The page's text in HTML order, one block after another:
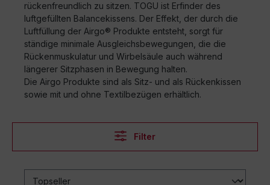
rückenfreundlich zu sitzen. TOGU ist Erfinder des
luftgefüllten Balancekissens. Der Effekt, der durch die
Luftfüllung der Airgo® Produkte entsteht, sorgt für
ständige minimale Ausgleichsbewegungen, die die
Rückenmuskulatur und Wirbelsäule auch während
längerer Sitzphasen in Bewegung halten.
Die Airgo Produkte sind als Sitz- und als Rückenkissen
sowie mit und ohne Textilbezügen erhältlich.
Filter